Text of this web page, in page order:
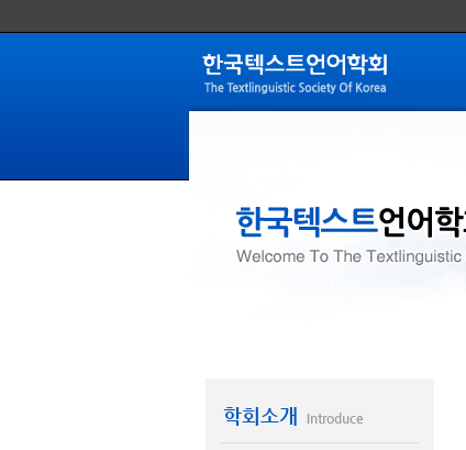
학회소개 Introduce